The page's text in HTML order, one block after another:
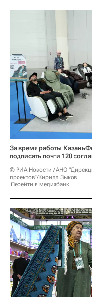
За время работы
подписать почти 120
© РИА Новости / АНО
проектов"/Кирилл Зыков
Перейти в медиабанк